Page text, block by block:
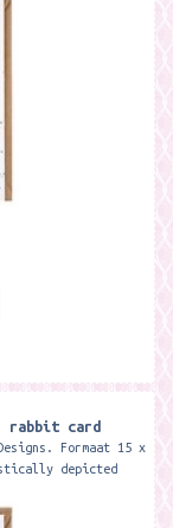
rabbit card
Formaat 15 x
depicted